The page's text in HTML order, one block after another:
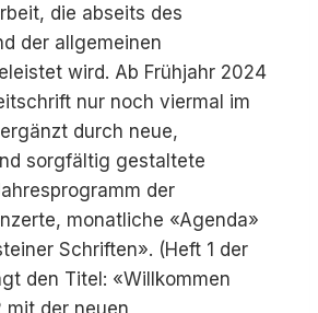
die abseits des
der allgemeinen
wird. Ab Frühjahr 2024
nur noch viermal im
durch neue,
sorgfältig gestaltete
der
monatliche «Agenda»
Schriften». (Heft 1 der
den Titel: «Willkommen
mit der neuen